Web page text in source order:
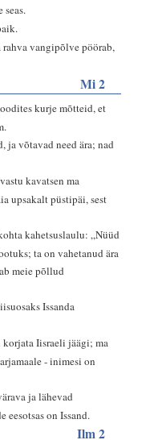
vangipõlve pöörab,
Mi 2
kurje mõtteid, et
ja võtavad need ära; nad
kavatsen ma
upsakalt püstipäi, sest
kahetsuslaulu: „Nüüd
ta on vahetanud ära
meie põllud
Issanda
korjata Iisraeli jäägi; ma
- inimesi on
ja lähevad
eesotsas on Issand.
Ilm 2